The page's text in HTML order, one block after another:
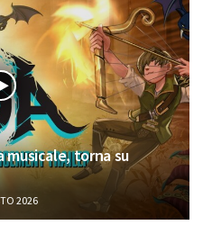
musicale, torna su
2026